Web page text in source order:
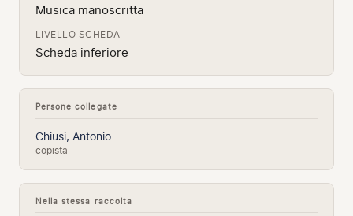
Musica manoscritta
LIVELLO SCHEDA
Scheda inferiore
Persone collegate
Chiusi, Antonio
copista
Nella stessa raccolta